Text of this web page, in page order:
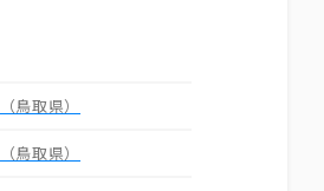
（鳥取県）
（鳥取県）